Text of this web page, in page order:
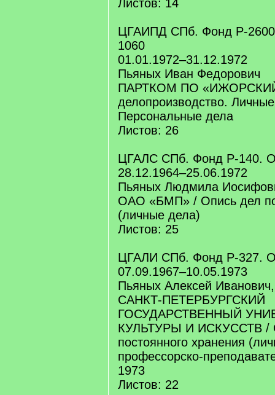
Листов: 14
ЦГАИПД СПб. Фонд Р-
1060
01.01.1972–31.12.1972
Пьяных Иван Федорович
ПАРТКОМ ПО
делопроизводство.
Персональные дела
Листов: 26
ЦГАЛС СПб. Фонд Р-140.
28.12.1964–25.06.1972
Пьяных Людмила
ОАО «БМП» / Опись дел по
(личные дела)
Листов: 25
ЦГАЛИ СПб. Фонд Р-327.
07.09.1967–10.05.1973
Пьяных Алексей
САНКТ-ПЕТЕРБУРГСКИЙ
ГОСУДАРСТВЕННЫЙ
КУЛЬТУРЫ И ИСКУССТВ /
постоянного хранения
профессорско-
1973
Листов: 22